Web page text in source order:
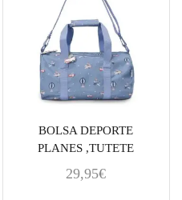
BOLSA DEPORTE
PLANES ,TUTETE
29,95€